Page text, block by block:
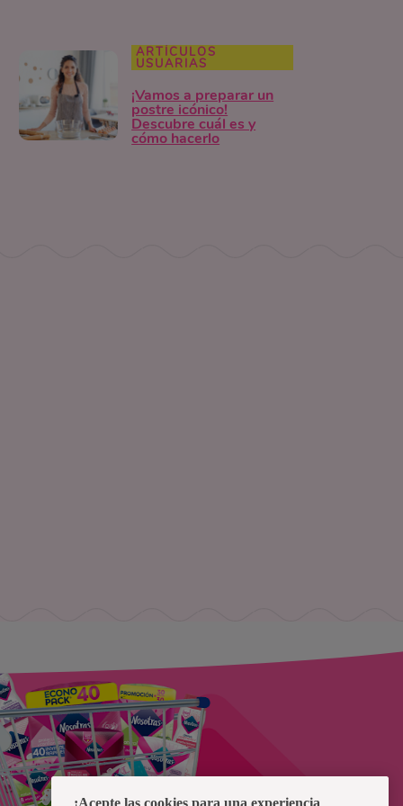
ARTÍCULOS
USUARIAS
¡Vamos a preparar un
postre icónico!
Descubre cuál es y
cómo hacerlo
¡Acepte las cookies para una experiencia